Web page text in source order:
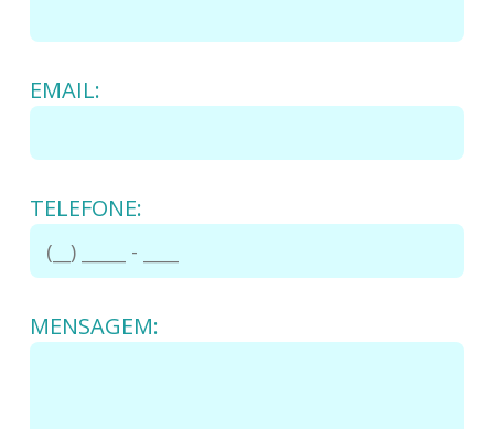
EMAIL:
TELEFONE:
MENSAGEM: